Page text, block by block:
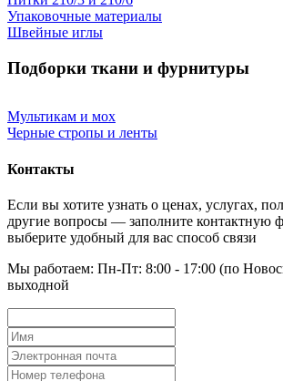
Упаковочные материалы
Швейные иглы
Подборки ткани и фурнитуры
Мультикам и мох
Черные стропы и ленты
Контакты
Если вы хотите узнать о ценах, услугах,
другие вопросы — заполните контактную
выберите удобный для вас способ связи
Мы работаем: Пн-Пт: 8:00 - 17:00 (по
выходной